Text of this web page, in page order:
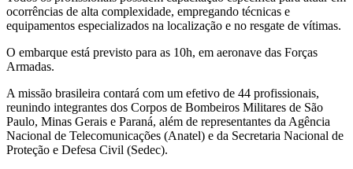
ocorrências de alta complexidade, empregando técnicas e
equipamentos especializados na localização e no resgate de vítimas.
O embarque está previsto para as 10h, em aeronave das Forças
Armadas.
A missão brasileira contará com um efetivo de 44 profissionais,
reunindo integrantes dos Corpos de Bombeiros Militares de São
Paulo, Minas Gerais e Paraná, além de representantes da Agência
Nacional de Telecomunicações (Anatel) e da Secretaria Nacional de
Proteção e Defesa Civil (Sedec).